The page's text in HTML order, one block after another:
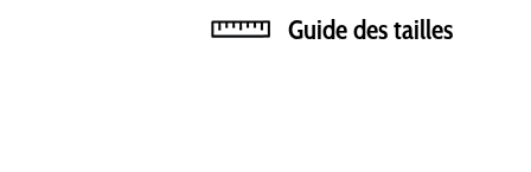
Guide des tailles